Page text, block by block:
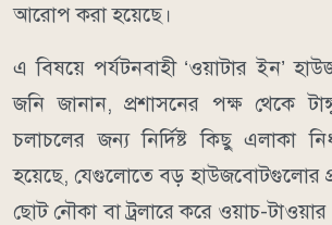
আরোপ করা হয়েছে।
​এ বিষয়ে পর্যটনবাহী ‘ওয়াটার ইন’
জনি জানান, প্রশাসনের পক্ষ থেকে
চলাচলের জন্য নির্দিষ্ট কিছু এলাকা
হয়েছে, যেগুলোতে বড় হাউজবোটগুলোর
ছোট নৌকা বা ট্রলারে করে ওয়াচ-